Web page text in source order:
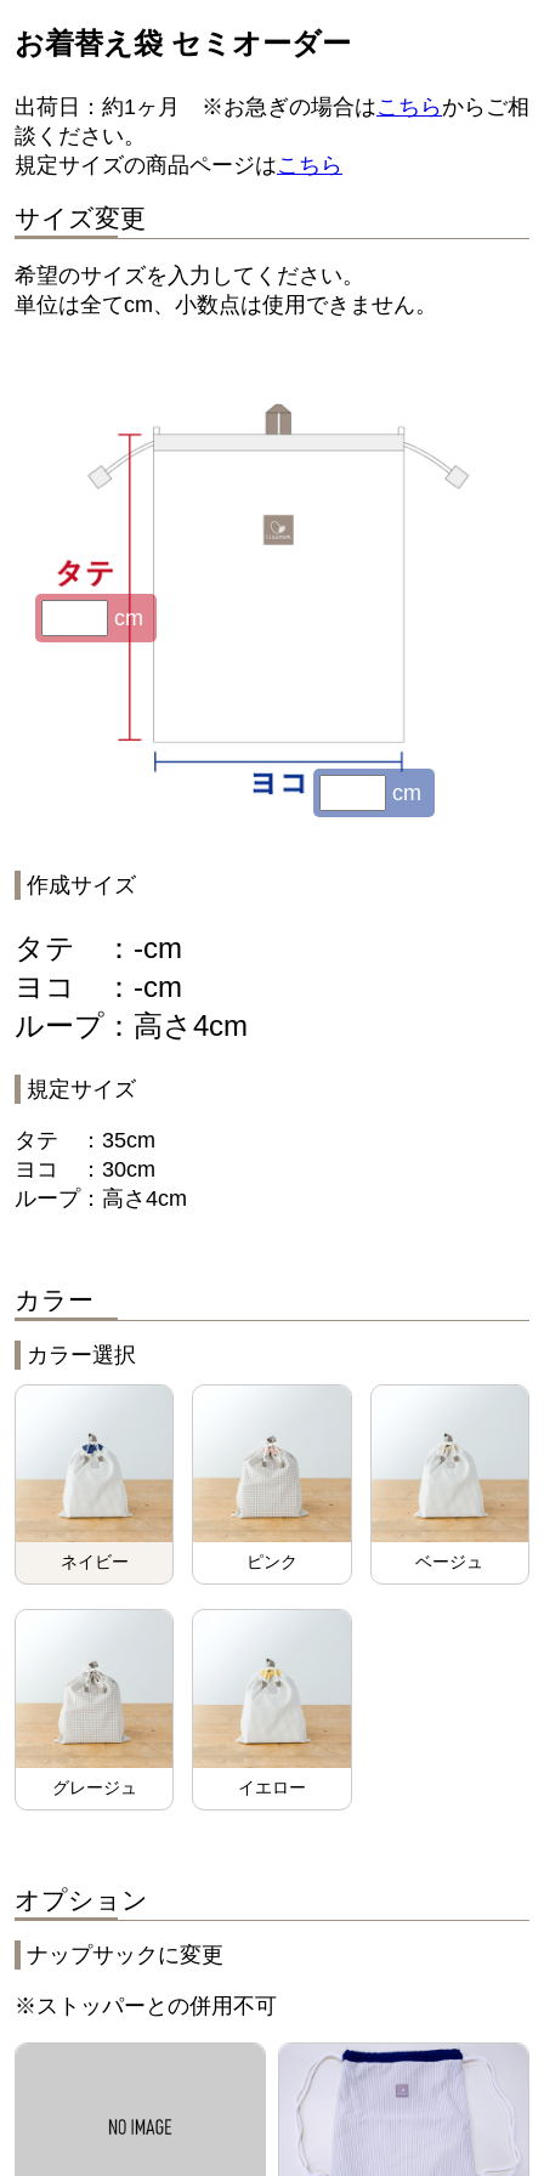
お着替え袋 セミオーダー
出荷日：約1ヶ月 ※お急ぎの場合はこちらからご相
談ください。
規定サイズの商品ページはこちら
サイズ変更
希望のサイズを入力してください。
単位は全てcm、小数点は使用できません。
cm
cm
作成サイズ
タテ ： -cm
ヨコ ： -cm
ループ：高さ4cm
規定サイズ
タテ ：35cm
ヨコ ：30cm
ループ：高さ4cm
カラー
カラー選択
ネイビー ピンク ベージュ
グレージュ イエロー
オプション
ナップサックに変更
※ストッパーとの併用不可